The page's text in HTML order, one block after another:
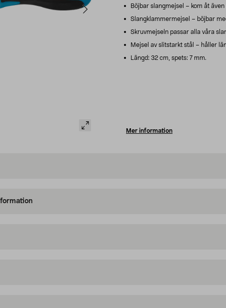
Böjbar slangmejsel – kom åt
Slangklammermejsel – böjbar
Skruvmejseln passar alla våra
Mejsel av slitstarkt stål – håller
Längd: 32 cm, spets: 7 mm.
Mer information